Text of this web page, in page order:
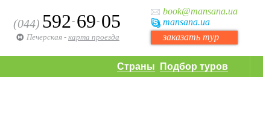
book@mansana.ua
mansana.ua
заказать тур
(044) 592- 69- 05
Печерская - карта проезда
Страны Подбор туров